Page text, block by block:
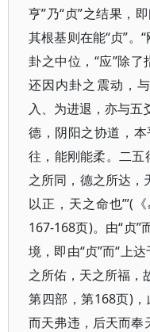
亨”乃“贞”之结果，
其根基则在能“贞”。
卦之中位，“应”除了
还因内卦之震动，
入、为进退，亦与五
德，阴阳之协道，
往，能刚能柔。二
之所同，德之所达，
以正，天之命也’”(
167-168页)。由“贞”
境，即由“贞”而“上
之所佑，天之所福，
第四部，第168页)，
而天弗违，后天而奉